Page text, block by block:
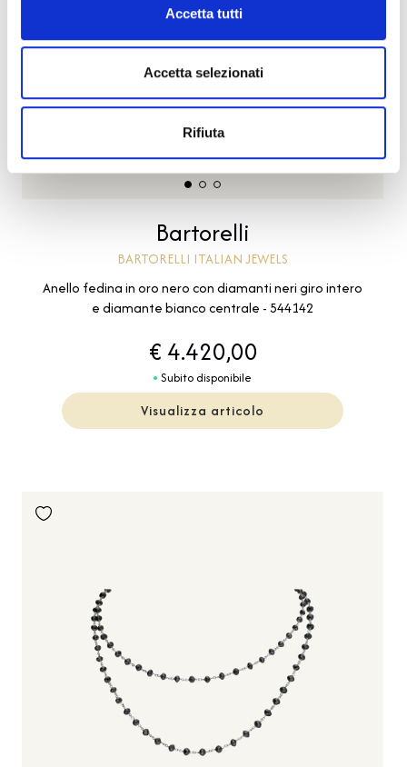
Accetta tutti
Accetta selezionati
Rifiuta
Bartorelli
BARTORELLI ITALIAN JEWELS
Anello fedina in oro nero con diamanti neri giro intero
e diamante bianco centrale - 544142
€ 4.420,00
Subito disponibile
Visualizza articolo